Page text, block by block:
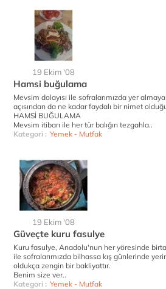
19 Ekim '08
Hamsi buğulama
Mevsim dolayısı ile sofralarımızda yer almaya
açısından da ne kadar faydalı bir nimet
HAMSİ BUĞULAMA
Mevsim itibarı ile her tür balığın tezgahla..
Kategori : Yemek - Mutfak
19 Ekim '08
Güveçte kuru fasulye
Kuru fasulye, Anadolu'nun her yöresinde
ile sofralarımızda bilhassa kış günlerinde
oldukça zengin bir bakliyattır.
Benim size ver..
Kategori : Yemek - Mutfak